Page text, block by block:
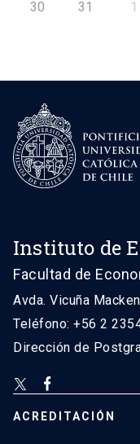
30 31 1
Instituto de
Facultad de
Avda. Vicuña
Teléfono: +56 2
Dirección de
ACREDITACIÓN